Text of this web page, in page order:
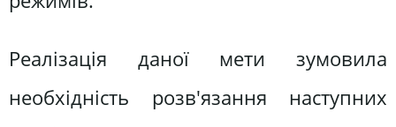
Реалізація даної мети зумовила
необхідність розв'язання наступних